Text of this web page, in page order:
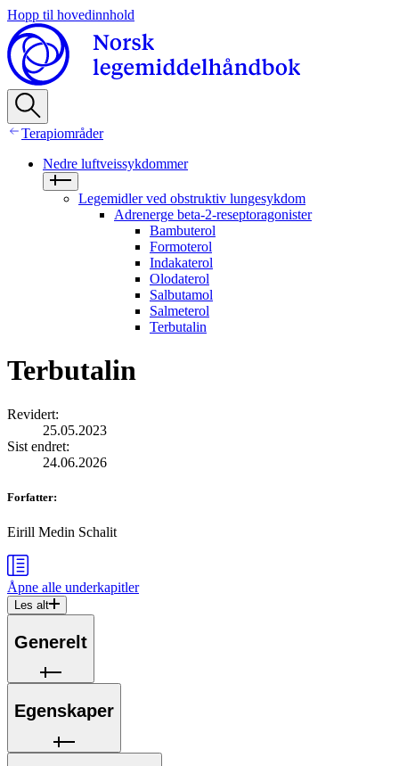
Hopp til hovedinnhold
Terapiområder
Nedre luftveissykdommer
Legemidler ved obstruktiv lungesykdom
Adrenerge beta-2-reseptoragonister
Bambuterol
Formoterol
Indakaterol
Olodaterol
Salbutamol
Salmeterol
Terbutalin
Terbutalin
Revidert:
25.05.2023
Sist endret:
24.06.2026
Forfatter:
Eirill Medin Schalit
Åpne alle underkapitler
Les alt
Generelt
Egenskaper